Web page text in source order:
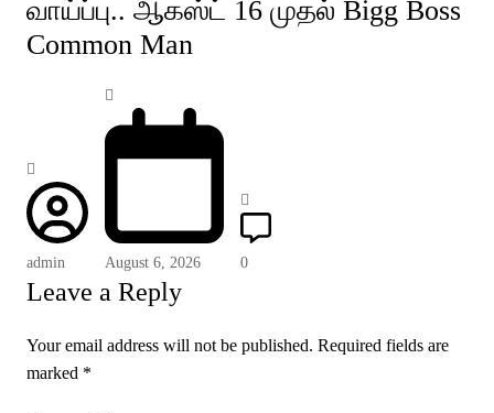
வாய்ப்பு.. ஆகஸ்ட் 16 முதல் Bigg Boss
Common Man
admin August 6, 2026 0
Leave a Reply
Your email address will not be published. Required fields are
marked *